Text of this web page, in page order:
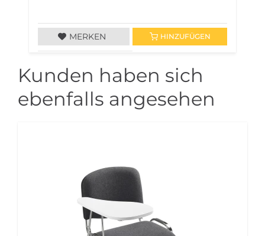
MERKEN HINZUFÜGEN
Kunden haben sich
ebenfalls angesehen